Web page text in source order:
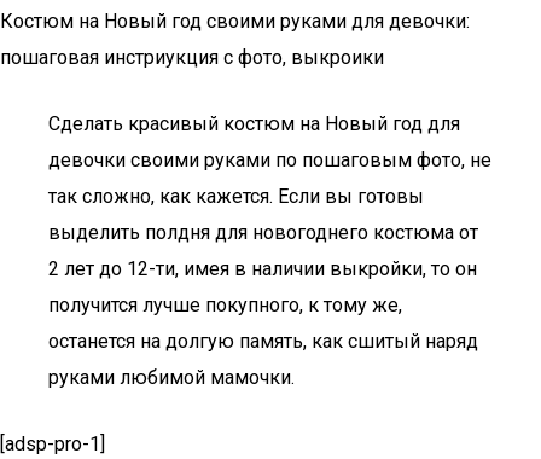
Костюм на Новый год своими руками для девочки:
пошаговая инстриукция с фото, выкроики
Сделать красивый костюм на Новый год для
девочки своими руками по пошаговым фото, не
так сложно, как кажется. Если вы готовы
выделить полдня для новогоднего костюма от
2 лет до 12-ти, имея в наличии выкройки, то он
получится лучше покупного, к тому же,
останется на долгую память, как сшитый наряд
руками любимой мамочки.
[adsp-pro-1]